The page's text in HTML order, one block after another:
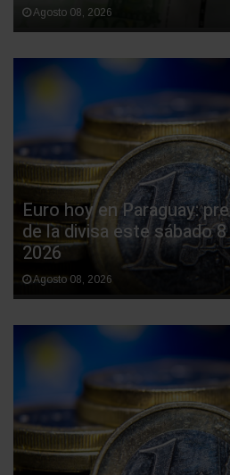
Agosto 08, 2026
Euro hoy en Paraguay:
de la divisa este sábado
2026
Agosto 08, 2026